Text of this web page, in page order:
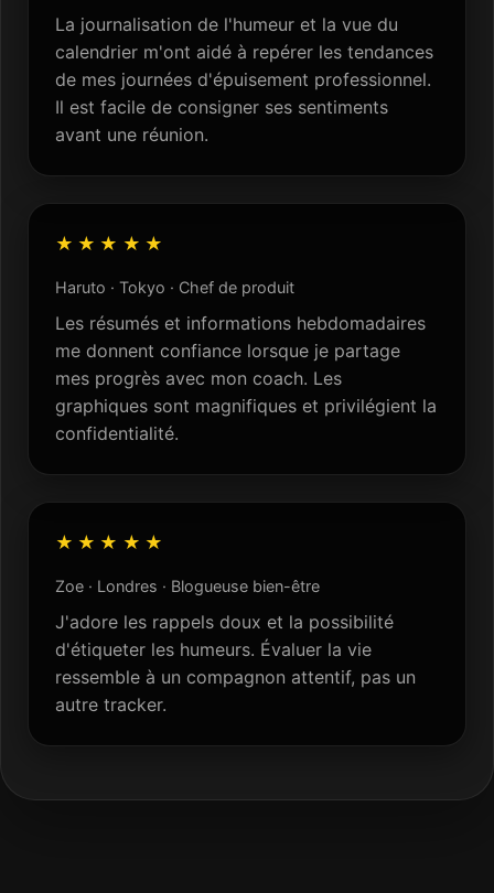
La journalisation de l'humeur et la vue du
calendrier m'ont aidé à repérer les tendances
de mes journées d'épuisement professionnel.
Il est facile de consigner ses sentiments
avant une réunion.
★★★★★
Haruto · Tokyo · Chef de produit
Les résumés et informations hebdomadaires
me donnent confiance lorsque je partage
mes progrès avec mon coach. Les
graphiques sont magnifiques et privilégient la
confidentialité.
★★★★★
Zoe · Londres · Blogueuse bien-être
J'adore les rappels doux et la possibilité
d'étiqueter les humeurs. Évaluer la vie
ressemble à un compagnon attentif, pas un
autre tracker.